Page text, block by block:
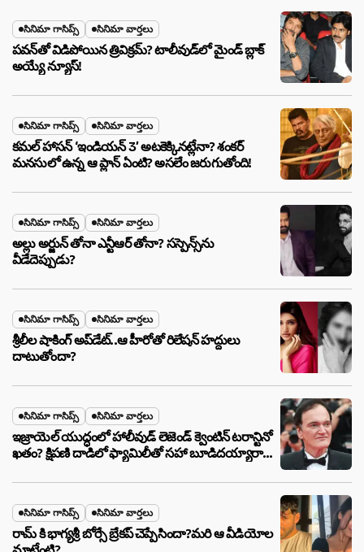
సినిమా గాసిప్స్ సినిమా వార్తలు
పవన్‌తో విడిపోయిన త్రివిక్రమ్? టాలీవుడ్‌లో మైండ్ బ్లాక్
అయ్యే న్యూస్!
సినిమా గాసిప్స్ సినిమా వార్తలు
కమల్ హాసన్ ‘ఇండియన్ 3’ అటకెక్కినట్లేనా? శంకర్
మనసులో ఉన్న ఆ ప్లాన్ ఏంటి? అసలేం జరుగుతోంది!
సినిమా గాసిప్స్ సినిమా వార్తలు
అల్లు అర్జున్ తోనా ఎన్టీఆర్ తోనా? సస్పెన్స్‌ను
వీడేదెప్పుడు?
సినిమా గాసిప్స్ సినిమా వార్తలు
శ్రీలీల షాకింగ్ అప్‌డేట్..ఆ హీరోతో రిలేషన్ హద్దులు
దాటుతోందా?
సినిమా గాసిప్స్ సినిమా వార్తలు
ఇజ్రాయెల్ యుద్ధంలో హాలీవుడ్ లెజెండ్ క్వెంటిన్ టరాన్టినో
ఖతం? క్షిపణి దాడిలో ఫ్యామిలీతో సహా బూడిదయ్యారా?
సినిమా గాసిప్స్ సినిమా వార్తలు
రామ్ కి భాగ్యశ్రీ బోర్సే బ్రేకప్ చెప్పేసిందా?మరి ఆ వీడియోల